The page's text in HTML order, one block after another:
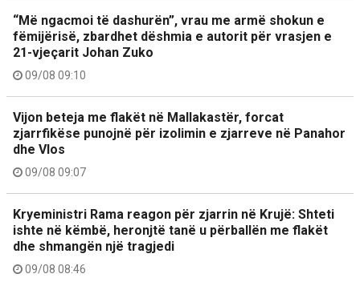
“Më ngacmoi të dashurën”, vrau me armë shokun e
fëmijërisë, zbardhet dëshmia e autorit për vrasjen e
21-vjeçarit Johan Zuko
09/08 09:10
Vijon beteja me flakët në Mallakastër, forcat
zjarrfikëse punojnë për izolimin e zjarreve në Panahor
dhe Vlos
09/08 09:07
Kryeministri Rama reagon për zjarrin në Krujë: Shteti
ishte në këmbë, heronjtë tanë u përballën me flakët
dhe shmangën një tragjedi
09/08 08:46